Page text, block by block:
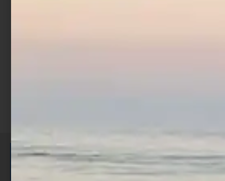
ISCRIVITI E RICEVI 3,50€ DI
SCONTO >